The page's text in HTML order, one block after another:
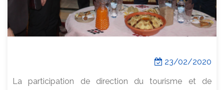
23/02/2020
La participation de direction du tourisme et de